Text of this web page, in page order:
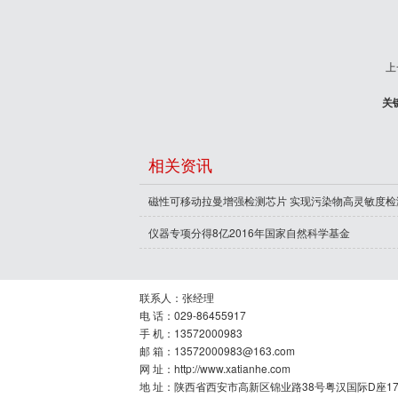
关
相关资讯
磁性可移动拉曼增强检测芯片 实现污染物高灵敏度检
仪器专项分得8亿2016年国家自然科学基金
联系人：张经理
电 话：029-86455917
手 机：13572000983
邮 箱：13572000983@163.com
网 址：http://www.xatianhe.com
地 址：陕西省西安市高新区锦业路38号粤汉国际D座